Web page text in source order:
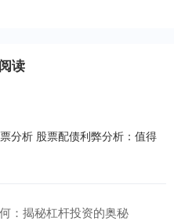
读
分析 股票配债利弊分析：值得
：揭秘杠杆投资的奥秘